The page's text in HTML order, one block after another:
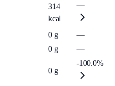
314
kcal
—
0 g
—
0 g —
0 g
-100.0%